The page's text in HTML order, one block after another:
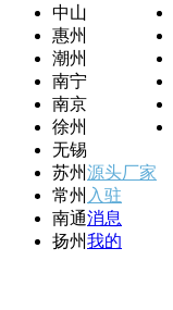
中山
惠州
潮州
南宁
南京
徐州
无锡
苏州
常州
南通
扬州
源头厂家
入驻
消息
我的